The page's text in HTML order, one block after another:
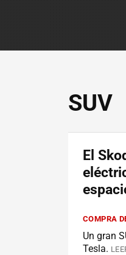
SUV
El
COMPRA
Un gran
Tesla.